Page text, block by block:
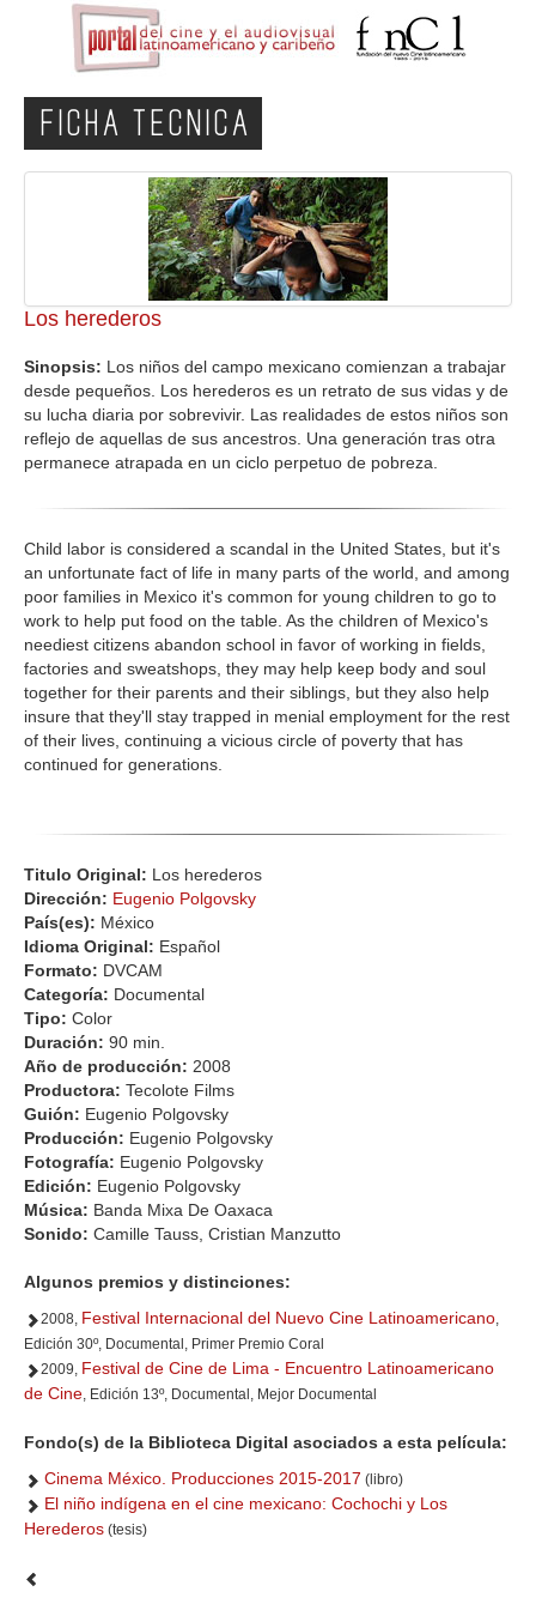
FICHA TECNICA
Los herederos
Sinopsis: Los niños del campo mexicano comienzan a trabajar
desde pequeños. Los herederos es un retrato de sus vidas y de
su lucha diaria por sobrevivir. Las realidades de estos niños son
reflejo de aquellas de sus ancestros. Una generación tras otra
permanece atrapada en un ciclo perpetuo de pobreza.
Child labor is considered a scandal in the United States, but it's
an unfortunate fact of life in many parts of the world, and among
poor families in Mexico it's common for young children to go to
work to help put food on the table. As the children of Mexico's
neediest citizens abandon school in favor of working in fields,
factories and sweatshops, they may help keep body and soul
together for their parents and their siblings, but they also help
insure that they'll stay trapped in menial employment for the rest
of their lives, continuing a vicious circle of poverty that has
continued for generations.
Titulo Original: Los herederos
Dirección: Eugenio Polgovsky
País(es): México
Idioma Original: Español
Formato: DVCAM
Categoría: Documental
Tipo: Color
Duración: 90 min.
Año de producción: 2008
Productora: Tecolote Films
Guión: Eugenio Polgovsky
Producción: Eugenio Polgovsky
Fotografía: Eugenio Polgovsky
Edición: Eugenio Polgovsky
Música: Banda Mixa De Oaxaca
Sonido: Camille Tauss, Cristian Manzutto
Algunos premios y distinciones:
2008, Festival Internacional del Nuevo Cine Latinoamericano,
Edición 30º, Documental, Primer Premio Coral
2009, Festival de Cine de Lima - Encuentro Latinoamericano
de Cine, Edición 13º, Documental, Mejor Documental
Fondo(s) de la Biblioteca Digital asociados a esta película:
Cinema México. Producciones 2015-2017 (libro)
El niño indígena en el cine mexicano: Cochochi y Los
Herederos (tesis)